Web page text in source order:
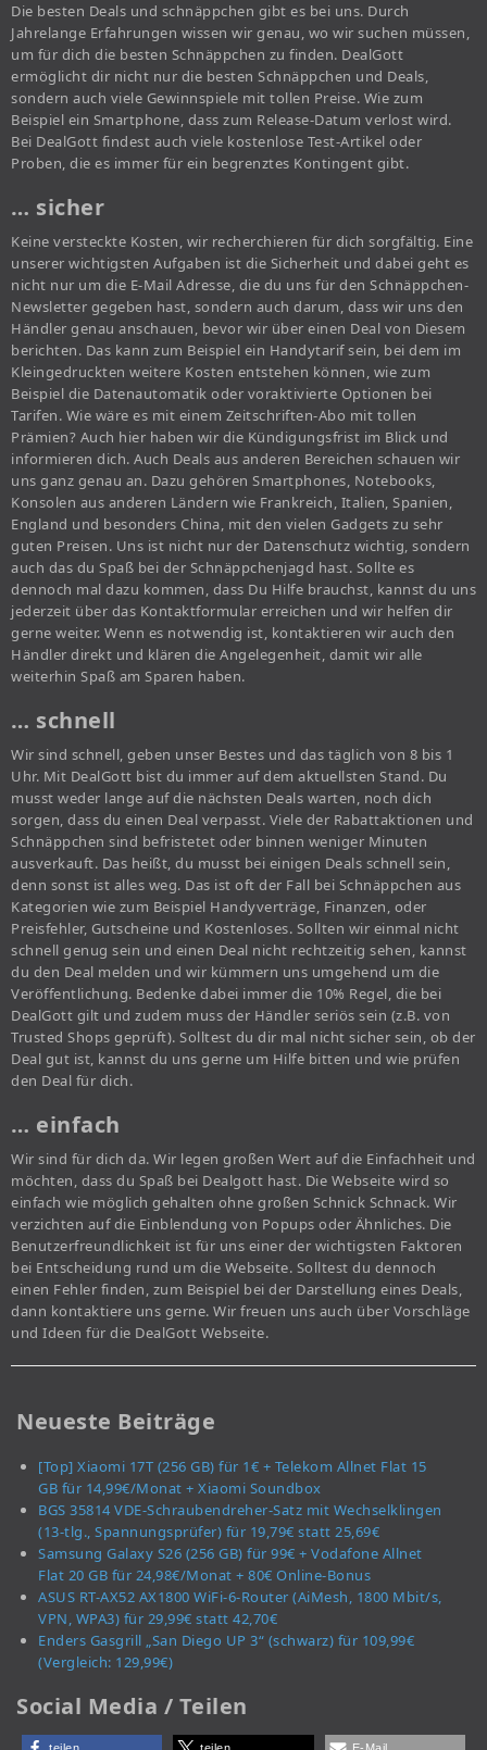
Die besten Deals und schnäppchen gibt es bei uns. Durch
Jahrelange Erfahrungen wissen wir genau, wo wir suchen müssen,
um für dich die besten Schnäppchen zu finden. DealGott
ermöglicht dir nicht nur die besten Schnäppchen und Deals,
sondern auch viele Gewinnspiele mit tollen Preise. Wie zum
Beispiel ein Smartphone, dass zum Release-Datum verlost wird.
Bei DealGott findest auch viele kostenlose Test-Artikel oder
Proben, die es immer für ein begrenztes Kontingent gibt.
… sicher
Keine versteckte Kosten, wir recherchieren für dich sorgfältig. Eine
unserer wichtigsten Aufgaben ist die Sicherheit und dabei geht es
nicht nur um die E-Mail Adresse, die du uns für den Schnäppchen-
Newsletter gegeben hast, sondern auch darum, dass wir uns den
Händler genau anschauen, bevor wir über einen Deal von Diesem
berichten. Das kann zum Beispiel ein Handytarif sein, bei dem im
Kleingedruckten weitere Kosten entstehen können, wie zum
Beispiel die Datenautomatik oder voraktivierte Optionen bei
Tarifen. Wie wäre es mit einem Zeitschriften-Abo mit tollen
Prämien? Auch hier haben wir die Kündigungsfrist im Blick und
informieren dich. Auch Deals aus anderen Bereichen schauen wir
uns ganz genau an. Dazu gehören Smartphones, Notebooks,
Konsolen aus anderen Ländern wie Frankreich, Italien, Spanien,
England und besonders China, mit den vielen Gadgets zu sehr
guten Preisen. Uns ist nicht nur der Datenschutz wichtig, sondern
auch das du Spaß bei der Schnäppchenjagd hast. Sollte es
dennoch mal dazu kommen, dass Du Hilfe brauchst, kannst du uns
jederzeit über das Kontaktformular erreichen und wir helfen dir
gerne weiter. Wenn es notwendig ist, kontaktieren wir auch den
Händler direkt und klären die Angelegenheit, damit wir alle
weiterhin Spaß am Sparen haben.
… schnell
Wir sind schnell, geben unser Bestes und das täglich von 8 bis 1
Uhr. Mit DealGott bist du immer auf dem aktuellsten Stand. Du
musst weder lange auf die nächsten Deals warten, noch dich
sorgen, dass du einen Deal verpasst. Viele der Rabattaktionen und
Schnäppchen sind befristetet oder binnen weniger Minuten
ausverkauft. Das heißt, du musst bei einigen Deals schnell sein,
denn sonst ist alles weg. Das ist oft der Fall bei Schnäppchen aus
Kategorien wie zum Beispiel Handyverträge, Finanzen, oder
Preisfehler, Gutscheine und Kostenloses. Sollten wir einmal nicht
schnell genug sein und einen Deal nicht rechtzeitig sehen, kannst
du den Deal melden und wir kümmern uns umgehend um die
Veröffentlichung. Bedenke dabei immer die 10% Regel, die bei
DealGott gilt und zudem muss der Händler seriös sein (z.B. von
Trusted Shops geprüft). Solltest du dir mal nicht sicher sein, ob der
Deal gut ist, kannst du uns gerne um Hilfe bitten und wie prüfen
den Deal für dich.
… einfach
Wir sind für dich da. Wir legen großen Wert auf die Einfachheit und
möchten, dass du Spaß bei Dealgott hast. Die Webseite wird so
einfach wie möglich gehalten ohne großen Schnick Schnack. Wir
verzichten auf die Einblendung von Popups oder Ähnliches. Die
Benutzerfreundlichkeit ist für uns einer der wichtigsten Faktoren
bei Entscheidung rund um die Webseite. Solltest du dennoch
einen Fehler finden, zum Beispiel bei der Darstellung eines Deals,
dann kontaktiere uns gerne. Wir freuen uns auch über Vorschläge
und Ideen für die DealGott Webseite.
Neueste Beiträge
[Top] Xiaomi 17T (256 GB) für 1€ + Telekom Allnet Flat 15
GB für 14,99€/Monat + Xiaomi Soundbox
BGS 35814 VDE-Schraubendreher-Satz mit Wechselklingen
(13-tlg., Spannungsprüfer) für 19,79€ statt 25,69€
Samsung Galaxy S26 (256 GB) für 99€ + Vodafone Allnet
Flat 20 GB für 24,98€/Monat + 80€ Online-Bonus
ASUS RT-AX52 AX1800 WiFi-6-Router (AiMesh, 1800 Mbit/s,
VPN, WPA3) für 29,99€ statt 42,70€
Enders Gasgrill „San Diego UP 3“ (schwarz) für 109,99€
(Vergleich: 129,99€)
Social Media / Teilen